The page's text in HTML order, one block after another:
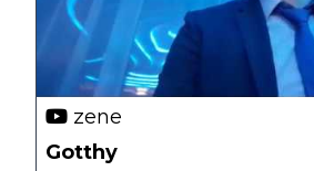
zene
Gotthy